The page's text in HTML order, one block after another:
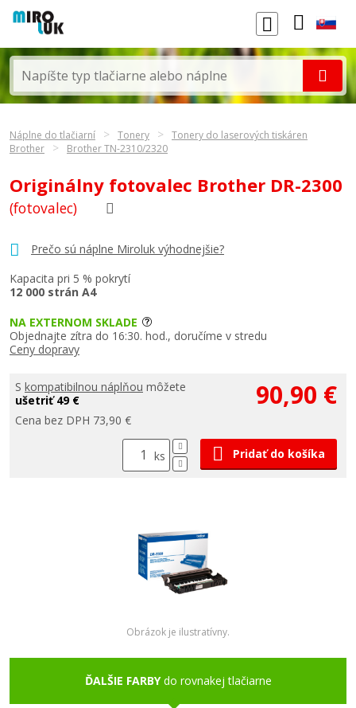
Náplne do tlačiarní Tonery
Tonery do laserových tiskáren
Brother
Brother TN-2310/2320
Originálny fotovalec Brother DR-2300
(fotovalec)
Prečo sú náplne Miroluk výhodnejšie?
Kapacita pri 5 % pokrytí
12 000 strán A4
NA EXTERNOM SKLADE
Objednajte zítra do 16:30. hod., doručíme v stredu
Ceny dopravy
S kompatibilnou náplňou môžete
ušetriť 49 €
Cena bez DPH 73,90 €
90,90 €
ks Pridať do košíka
Obrázok je ilustratívny.
ĎALŠIE FARBYdo rovnakej tlačiarne